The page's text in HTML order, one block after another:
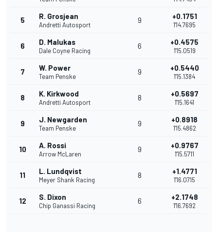
5 R. Grosjean
Andretti Autosport
9 +0.1751
1'14.7695
6 D. Malukas
Dale Coyne Racing
6 +0.4575
1'15.0519
7 W. Power
Team Penske
9 +0.5440
1'15.1384
8 K. Kirkwood
Andretti Autosport
8 +0.5697
1'15.1641
9 J. Newgarden
Team Penske
9 +0.8918
1'15.4862
10 A. Rossi
Arrow McLaren
9 +0.9767
1'15.5711
11 L. Lundqvist
Meyer Shank Racing
8 +1.4771
1'16.0715
12 S. Dixon
Chip Ganassi Racing
6 +2.1748
1'16.7692